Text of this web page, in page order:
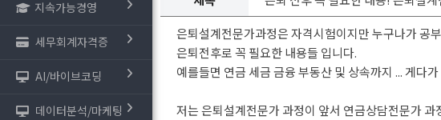
지속가능경영
세무회계자격증
AI/바이브코딩
데이터분석/마케팅
은퇴설계전문가과정은 자격시험이지만 누구나가 공
은퇴전후로 꼭 필요한 내용들 입니다.
예를들면 연금 세금 금융 부동산 및 상속까지 ... 게다
저는 은퇴설계전문가 과정이 앞서 연금상담전문가